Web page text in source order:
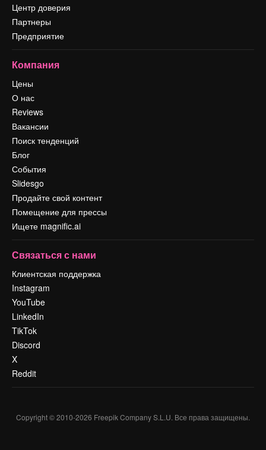
Центр доверия
Партнеры
Предприятие
Компания
Цены
О нас
Reviews
Вакансии
Поиск тенденций
Блог
События
Slidesgo
Продайте свой контент
Помещение для прессы
Ищете magnific.ai
Связаться с нами
Клиентская поддержка
Instagram
YouTube
LinkedIn
TikTok
Discord
X
Reddit
Copyright © 2010-2026 Freepik Company S.L.U. Все права защищены.